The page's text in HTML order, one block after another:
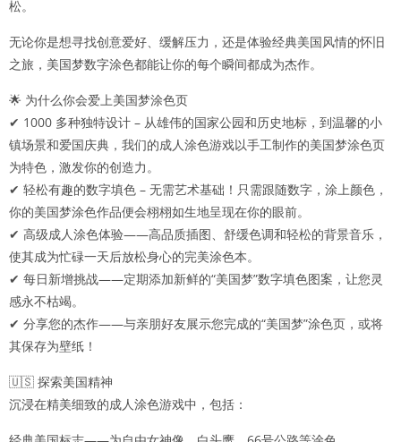
松。
无论你是想寻找创意爱好、缓解压力，还是体验经典美国风情的怀旧
之旅，美国梦数字涂色都能让你的每个瞬间都成为杰作。
🌟 为什么你会爱上美国梦涂色页
✔ 1000 多种独特设计 – 从雄伟的国家公园和历史地标，到温馨的小
镇场景和爱国庆典，我们的成人涂色游戏以手工制作的美国梦涂色页
为特色，激发你的创造力。
✔ 轻松有趣的数字填色 – 无需艺术基础！只需跟随数字，涂上颜色，
你的美国梦涂色作品便会栩栩如生地呈现在你的眼前。
✔ 高级成人涂色体验——高品质插图、舒缓色调和轻松的背景音乐，
使其成为忙碌一天后放松身心的完美涂色本。
✔ 每日新增挑战——定期添加新鲜的“美国梦”数字填色图案，让您灵
感永不枯竭。
✔ 分享您的杰作——与亲朋好友展示您完成的“美国梦”涂色页，或将
其保存为壁纸！
🇺🇸 探索美国精神
沉浸在精美细致的成人涂色游戏中，包括：